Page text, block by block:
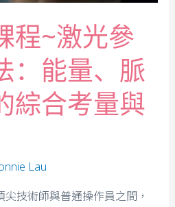
程~激光參
：能量、脈
綜合考量與
Lau
技術師與普通操作員之間，